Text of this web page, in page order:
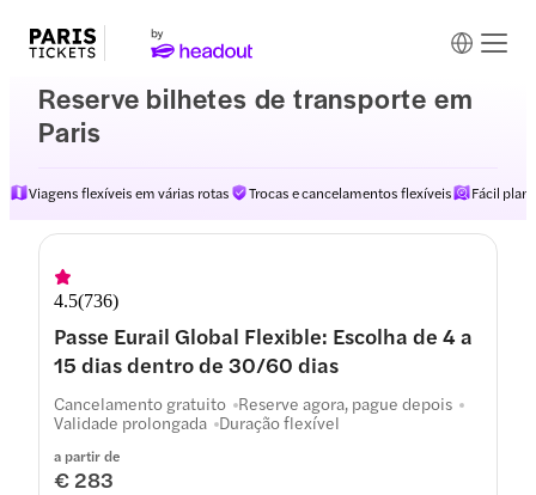
Reserve bilhetes de transporte em
Paris
Viagens flexíveis em várias rotas Trocas e cancelamentos flexíveis Fácil
4.5(736)
Passe Eurail Global Flexible: Escolha de 4 a
15 dias dentro de 30/60 dias
a partir de
€ 283
Cancelamento gratuito Reserve agora, pague depois
Validade prolongada Duração flexível